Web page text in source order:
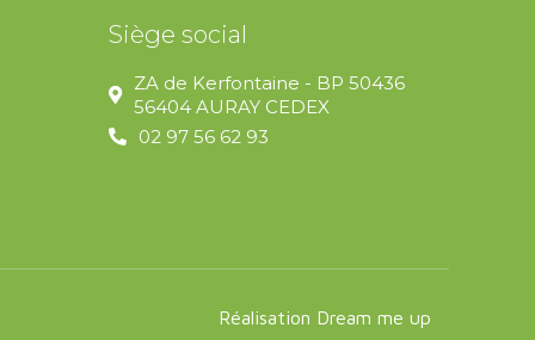
Siège social
ZA de Kerfontaine - BP 50436
56404 AURAY CEDEX
02 97 56 62 93
Réalisation Dream me up